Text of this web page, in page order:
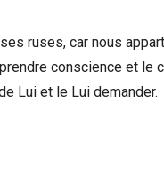
ruses, car nous
conscience et le
Lui et le Lui demander.